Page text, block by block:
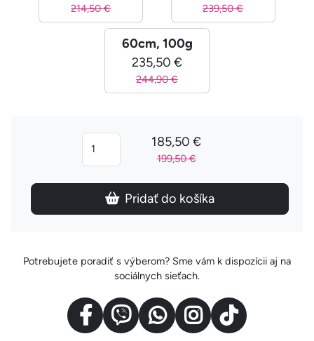
214,50 € 239,50 €
60cm, 100g
235,50 €
244,90 €
185,50 €
199,50 €
Pridať do košíka
Potrebujete poradiť s výberom? Sme vám k dispozícii aj na
sociálnych sieťach.